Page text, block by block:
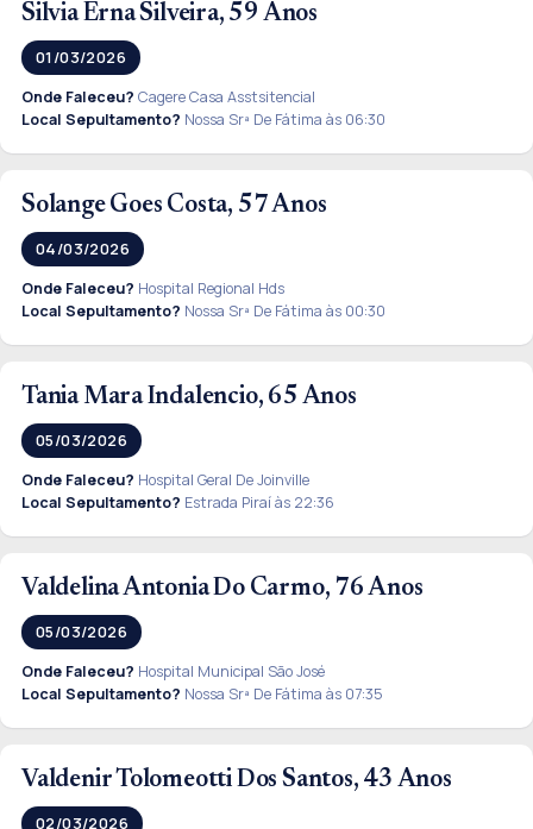
Silvia Erna Silveira, 59 Anos
01/03/2026
Onde Faleceu? Cagere Casa Asstsitencial
Local Sepultamento? Nossa Srª De Fátima às 06:30
Solange Goes Costa, 57 Anos
04/03/2026
Onde Faleceu? Hospital Regional Hds
Local Sepultamento? Nossa Srª De Fátima às 00:30
Tania Mara Indalencio, 65 Anos
05/03/2026
Onde Faleceu? Hospital Geral De Joinville
Local Sepultamento? Estrada Piraí às 22:36
Valdelina Antonia Do Carmo, 76 Anos
05/03/2026
Onde Faleceu? Hospital Municipal São José
Local Sepultamento? Nossa Srª De Fátima às 07:35
Valdenir Tolomeotti Dos Santos, 43 Anos
02/03/2026